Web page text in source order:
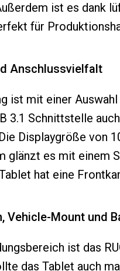
ist es dank
für
Anschlussvielfalt
ist mit einer
3.1 Schnittstelle
Displaygröße von
glänzt es mit einem
hat eine
Vehicle-Mount und
ist das
das Tablet auch